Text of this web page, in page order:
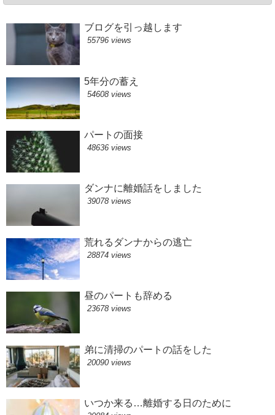
ブログを引っ越します
55796 views
5年分の蓄え
54608 views
パートの面接
48636 views
ダンナに離婚話をしました
39078 views
荒れるダンナからの逃亡
28874 views
昼のパートも辞める
23678 views
弟に清掃のパートの話をした
20090 views
いつか来る…離婚する日のために